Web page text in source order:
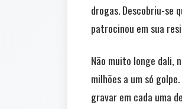
drogas. Descobriu-se
patrocinou em sua
Não muito longe dali,
milhões a um só
gravar em cada uma